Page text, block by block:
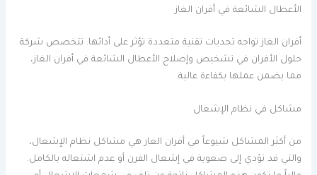
الأعطال الشائعة في أفران الغاز
أفران الغاز تواجه تحديات تقنية متعددة تؤثر على أدائها. تتخصص شركة
حلول الأفران في تشخيص وإصلاح الأعطال الشائعة في أفران الغاز،
مما يضمن عملها بكفاءة عالية.
مشاكل في نظام الإشعال
من أكثر المشاكل شيوعاً في أفران الغاز هي مشاكل نظام الإشعال،
والتي قد تؤدي إلى صعوبة في إشعال الفرن أو عدم اشتعاله بالكامل.